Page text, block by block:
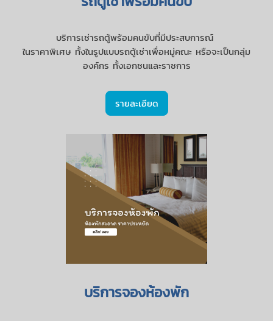
บริการเช่ารถตู้พร้อมคนขับที่มีประสบการณ์
ในราคาพิเศษ ทั้งในรูปแบบรถตู้เช่าเพื่อหมู่คณะ หรือจะเป็นกลุ่ม
องค์กร ทั้งเอกชนและราชการ
รายละเอียด
บริการจองห้องพัก